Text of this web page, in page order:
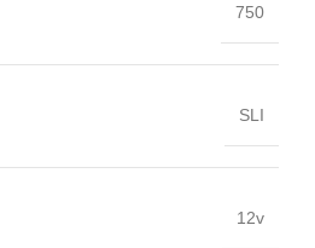
750
SLI
12v